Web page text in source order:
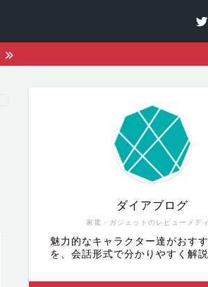
家電・ガジェットのレビューメデ
ダイアブログ
魅力的なキャラクター達がおす
を、会話形式で分かりやすく解説